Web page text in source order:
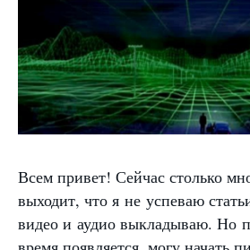
Всем привет! Сейчас столько
выходит, что я не успеваю
видео и аудио выкладываю. Но